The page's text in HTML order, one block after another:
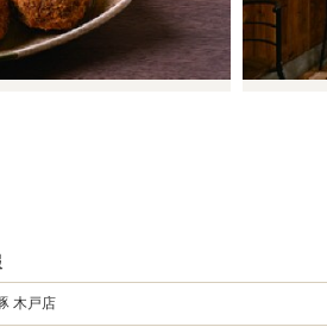
木戸店